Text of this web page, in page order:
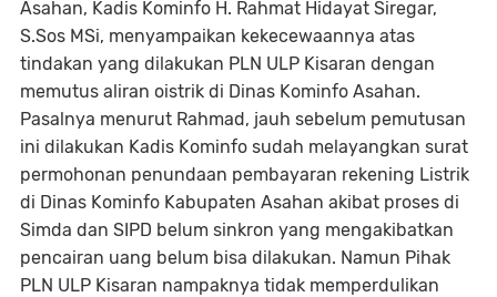
Asahan, Kadis Kominfo H. Rahmat Hidayat Siregar,
S.Sos MSi, menyampaikan kekecewaannya atas
tindakan yang dilakukan PLN ULP Kisaran dengan
memutus aliran oistrik di Dinas Kominfo Asahan.
Pasalnya menurut Rahmad, jauh sebelum pemutusan
ini dilakukan Kadis Kominfo sudah melayangkan surat
permohonan penundaan pembayaran rekening Listrik
di Dinas Kominfo Kabupaten Asahan akibat proses di
Simda dan SIPD belum sinkron yang mengakibatkan
pencairan uang belum bisa dilakukan. Namun Pihak
PLN ULP Kisaran nampaknya tidak memperdulikan